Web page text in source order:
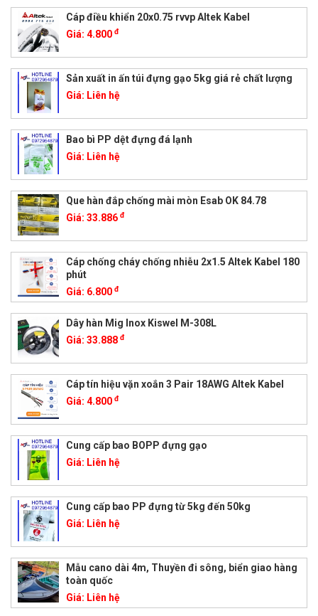
Cáp điều khiển 20x0.75 rvvp Altek Kabel
Giá: 4.800 đ
Sản xuất in ấn túi đựng gạo 5kg giá rẻ chất lượng
Giá: Liên hệ
Bao bì PP dệt đựng đá lạnh
Giá: Liên hệ
Que hàn đắp chống mài mòn Esab OK 84.78
Giá: 33.886 đ
Cáp chống cháy chống nhiễu 2x1.5 Altek Kabel 180
phút
Giá: 6.800 đ
Dây hàn Mig Inox Kiswel M-308L
Giá: 33.888 đ
Cáp tín hiệu vặn xoắn 3 Pair 18AWG Altek Kabel
Giá: 4.800 đ
Cung cấp bao BOPP đựng gạo
Giá: Liên hệ
Cung cấp bao PP đựng từ 5kg đến 50kg
Giá: Liên hệ
Mẫu cano dài 4m, Thuyền đi sông, biển giao hàng
toàn quốc
Giá: Liên hệ